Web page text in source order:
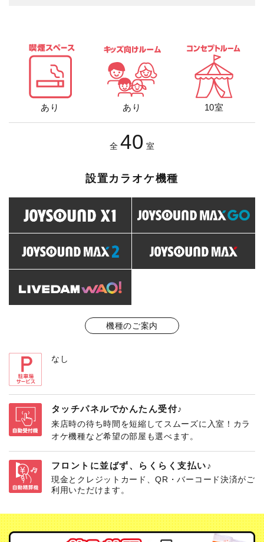
あり あり 10室
全 40 室
設置カラオケ機種
機種のご案内
なし
タッチパネルでかんたん受付♪
来店時の待ち時間を短縮してスムーズに入室！カラ
オケ機種など希望の部屋も選べます。
フロントに並ばず、らくらく支払い♪
現金とクレジットカード、QR・バーコード決済がご
利用いただけます。